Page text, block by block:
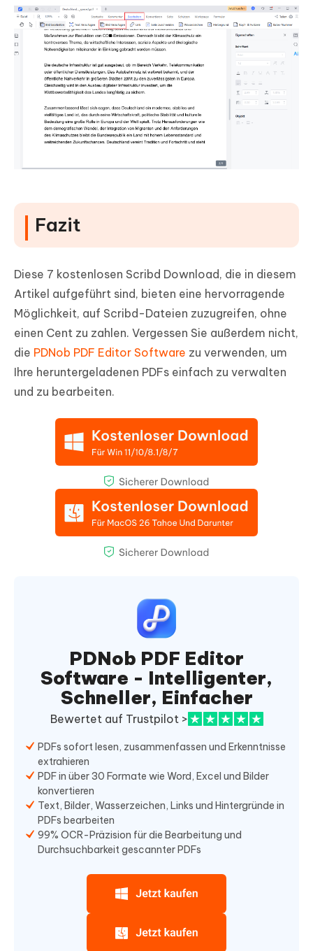
Fazit
Diese 7 kostenlosen Scribd Download, die in diesem
Artikel aufgeführt sind, bieten eine hervorragende
Möglichkeit, auf Scribd-Dateien zuzugreifen, ohne
einen Cent zu zahlen. Vergessen Sie außerdem nicht,
die PDNob PDF Editor Software zu verwenden, um
Ihre heruntergeladenen PDFs einfach zu verwalten
und zu bearbeiten.
PDNob PDF Editor
Software - Intelligenter,
Schneller, Einfacher
Bewertet auf Trustpilot >
PDFs sofort lesen, zusammenfassen und Erkenntnisse
extrahieren
PDF in über 30 Formate wie Word, Excel und Bilder
konvertieren
Text, Bilder, Wasserzeichen, Links und Hintergründe in
PDFs bearbeiten
99% OCR-Präzision für die Bearbeitung und
Durchsuchbarkeit gescannter PDFs